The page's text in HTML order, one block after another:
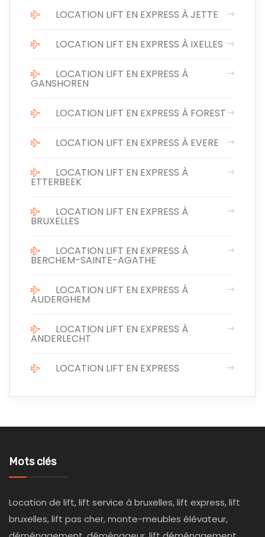
LOCATION LIFT EN EXPRESS À JETTE
LOCATION LIFT EN EXPRESS À IXELLES
LOCATION LIFT EN EXPRESS À
GANSHOREN
LOCATION LIFT EN EXPRESS À FOREST
LOCATION LIFT EN EXPRESS À EVERE
LOCATION LIFT EN EXPRESS À
ETTERBEEK
LOCATION LIFT EN EXPRESS À
BRUXELLES
LOCATION LIFT EN EXPRESS À
BERCHEM-SAINTE-AGATHE
LOCATION LIFT EN EXPRESS À
AUDERGHEM
LOCATION LIFT EN EXPRESS À
ANDERLECHT
LOCATION LIFT EN EXPRESS
Mots clés
Location de lift, lift service à bruxelles, lift express, lift
bruxelles, lift pas cher, monte-meubles élévateur,